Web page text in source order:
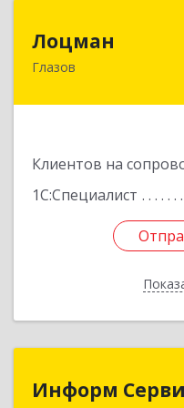
Лоцман
Глазов
Клиентов на
1С:Специалист
427620,
Информ